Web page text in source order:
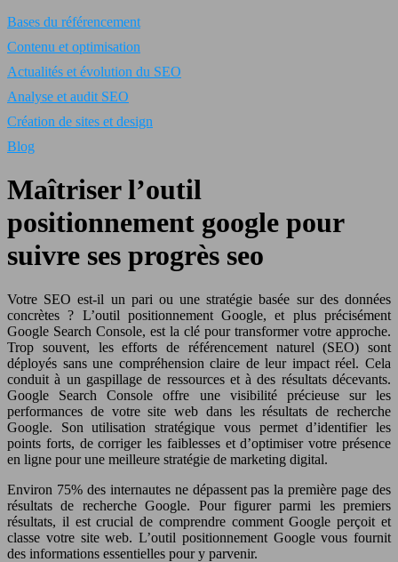
Bases du référencement
Contenu et optimisation
Actualités et évolution du SEO
Analyse et audit SEO
Création de sites et design
Blog
Maîtriser l’outil
positionnement google pour
suivre ses progrès seo
Votre SEO est-il un pari ou une stratégie basée sur des données
concrètes ? L’outil positionnement Google, et plus précisément
Google Search Console, est la clé pour transformer votre approche.
Trop souvent, les efforts de référencement naturel (SEO) sont
déployés sans une compréhension claire de leur impact réel. Cela
conduit à un gaspillage de ressources et à des résultats décevants.
Google Search Console offre une visibilité précieuse sur les
performances de votre site web dans les résultats de recherche
Google. Son utilisation stratégique vous permet d’identifier les
points forts, de corriger les faiblesses et d’optimiser votre présence
en ligne pour une meilleure stratégie de marketing digital.
Environ 75% des internautes ne dépassent pas la première page des
résultats de recherche Google. Pour figurer parmi les premiers
résultats, il est crucial de comprendre comment Google perçoit et
classe votre site web. L’outil positionnement Google vous fournit
des informations essentielles pour y parvenir.